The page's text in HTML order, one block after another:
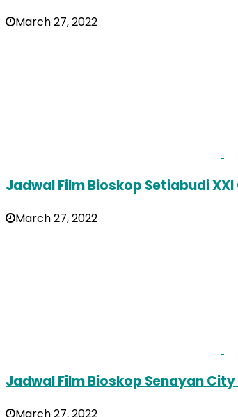
March 27, 2022
Jadwal Film Bioskop Setiabudi
March 27, 2022
Jadwal Film Bioskop Senayan